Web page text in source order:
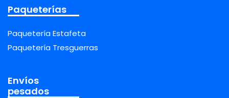
Paqueterías
Paquetería Estafeta
Paquetería Tresguerras
Envíos
pesados